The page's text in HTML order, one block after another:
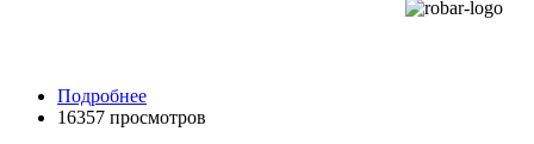
Подробнее
16357 просмотров